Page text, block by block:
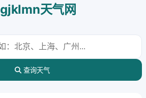
gjklmn天气网
查询天气